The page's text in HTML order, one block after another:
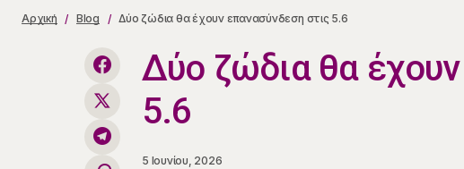
Ζώδια 5.6.2026
Αρχική Blog Δύο ζώδια θα έχουν επανασύνδεση στις 5.6
Δύο ζώδια θα
5.6
5 Ιουνίου, 2026